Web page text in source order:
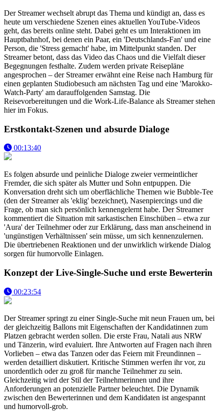
Der Streamer wechselt abrupt das Thema und kündigt an, dass es
heute um verschiedene Szenen eines aktuellen YouTube-Videos
geht, das bereits online steht. Dabei geht es um Interaktionen im
Hauptbahnhof, bei denen ein Paar, ein 'Deutschlands-Fan' und eine
Person, die 'Stress gemacht' habe, im Mittelpunkt standen. Der
Streamer betont, dass das Video das Chaos und die Vielfalt dieser
Begegnungen festhalte. Zudem werden private Reisepläne
angesprochen – der Streamer erwähnt eine Reise nach Hamburg für
einen geplanten Studiobesuch am nächsten Tag und eine 'Marokko-
Watch-Party' am darauffolgenden Samstag. Die
Reisevorbereitungen und die Work-Life-Balance als Streamer stehen
hier im Fokus.
Erstkontakt-Szenen und absurde Dialoge
00:13:40
Es folgen absurde und peinliche Dialoge zweier vermeintlicher
Fremder, die sich später als Mutter und Sohn entpuppen. Die
Konversation dreht sich um oberflächliche Themen wie Bubble-Tee
(den der Streamer als 'eklig' bezeichnet), Nasenpiercings und die
Frage, ob man sich persönlich kennengelernt habe. Der Streamer
kommentiert die Situation mit sarkastischen Einschüben – etwa zur
'Aura' der Teilnehmer oder zur Erklärung, dass man anscheinend in
'ungünstigen Verhältnissen' sein müsse, um sich kennenzulernen.
Die übertriebenen Reaktionen und der unwirklich wirkende Dialog
sorgen für humorvolle Einlagen.
Konzept der Live-Single-Suche und erste Bewerterin
00:23:54
Der Streamer springt zu einer Single-Suche mit neun Frauen um, bei
der gleichzeitig Ballons mit Eigenschaften der Kandidatinnen zum
Platzen gebracht werden sollen. Die erste Frau, Natali aus NRW
und Tänzerin, wird evaluiert. Ihre Antworten auf Fragen nach ihren
Vorlieben – etwa das Tanzen oder das Feiern mit Freundinnen –
werden detailliert diskutiert. Kritische Stimmen werfen ihr vor, zu
unordentlich oder zu groß für manche Teilnehmer zu sein.
Gleichzeitig wird der Stil der Teilnehmerinnen und ihre
Anforderungen an potenzielle Partner beleuchtet. Die Dynamik
zwischen den Bewerterinnen und dem Kandidaten ist angespannt
und humorvoll-grob.